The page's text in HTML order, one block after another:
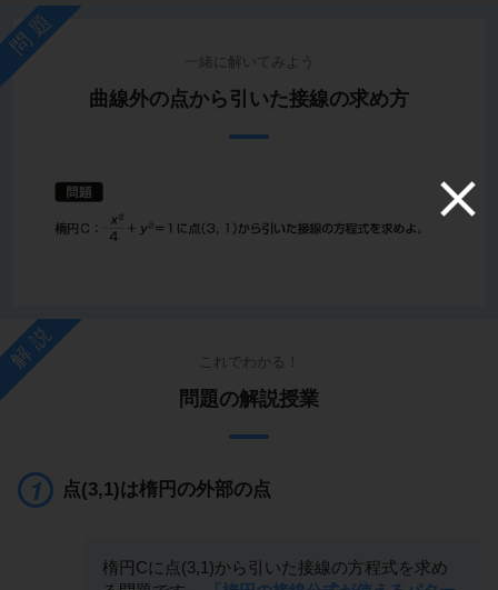
問題
一緒に解いてみよう
曲線外の点から引いた接線の求め方
解説 これでわかる！
問題の解説授業
点(3,1)は楕円の外部の点
楕円Cに点(3,1)から引いた接線の方程式を求め